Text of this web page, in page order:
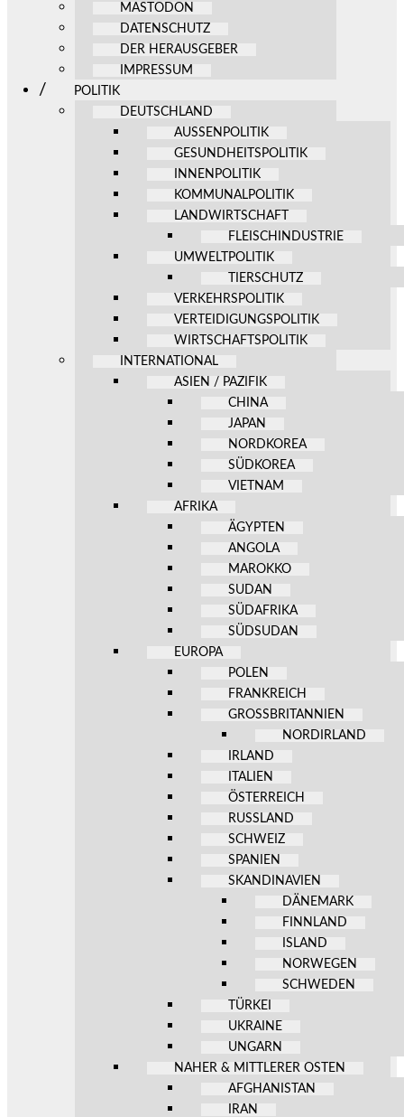
MASTODON
DATENSCHUTZ
DER HERAUSGEBER
IMPRESSUM
POLITIK
DEUTSCHLAND
AUSSENPOLITIK
GESUNDHEITSPOLITIK
INNENPOLITIK
KOMMUNALPOLITIK
LANDWIRTSCHAFT
FLEISCHINDUSTRIE
UMWELTPOLITIK
TIERSCHUTZ
VERKEHRSPOLITIK
VERTEIDIGUNGSPOLITIK
WIRTSCHAFTSPOLITIK
INTERNATIONAL
ASIEN / PAZIFIK
CHINA
JAPAN
NORDKOREA
SÜDKOREA
VIETNAM
AFRIKA
ÄGYPTEN
ANGOLA
MAROKKO
SUDAN
SÜDAFRIKA
SÜDSUDAN
EUROPA
POLEN
FRANKREICH
GROSSBRITANNIEN
NORDIRLAND
IRLAND
ITALIEN
ÖSTERREICH
RUSSLAND
SCHWEIZ
SPANIEN
SKANDINAVIEN
DÄNEMARK
FINNLAND
ISLAND
NORWEGEN
SCHWEDEN
TÜRKEI
UKRAINE
UNGARN
NAHER & MITTLERER OSTEN
AFGHANISTAN
IRAN